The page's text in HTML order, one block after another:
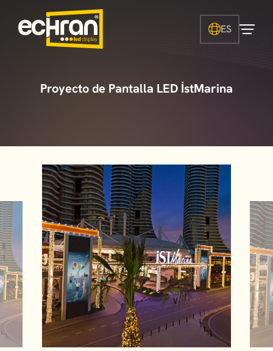
ES
Proyecto de Pantalla LED İstMarina